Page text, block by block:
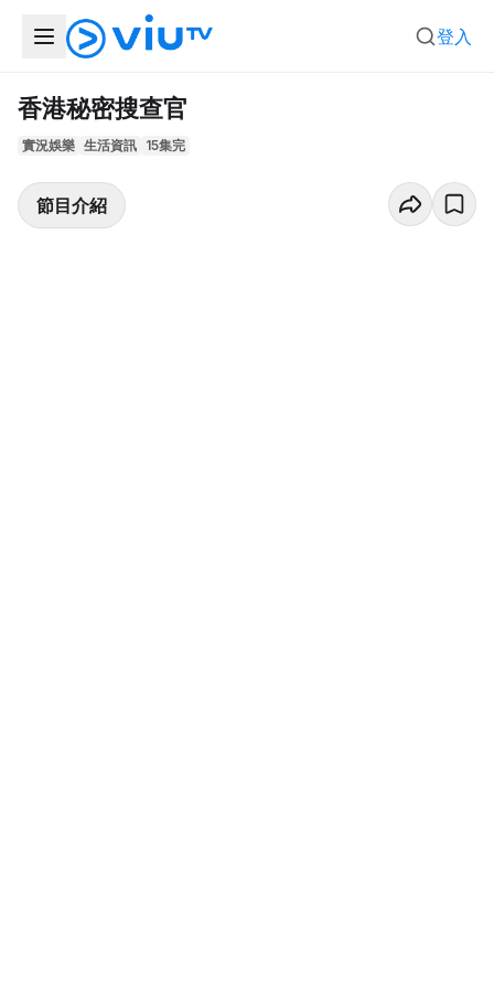
登入
香港秘密搜查官
實況娛樂 生活資訊 15集完
節目介紹